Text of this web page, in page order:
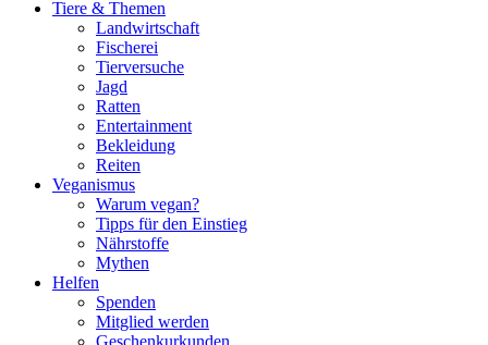
Tiere & Themen
Landwirtschaft
Fischerei
Tierversuche
Jagd
Ratten
Entertainment
Bekleidung
Reiten
Veganismus
Warum vegan?
Tipps für den Einstieg
Nährstoffe
Mythen
Helfen
Spenden
Mitglied werden
Geschenkurkunden